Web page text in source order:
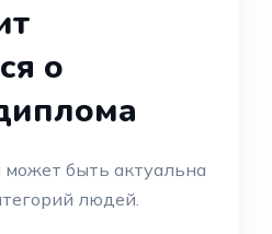
о
быть актуальна
людей.